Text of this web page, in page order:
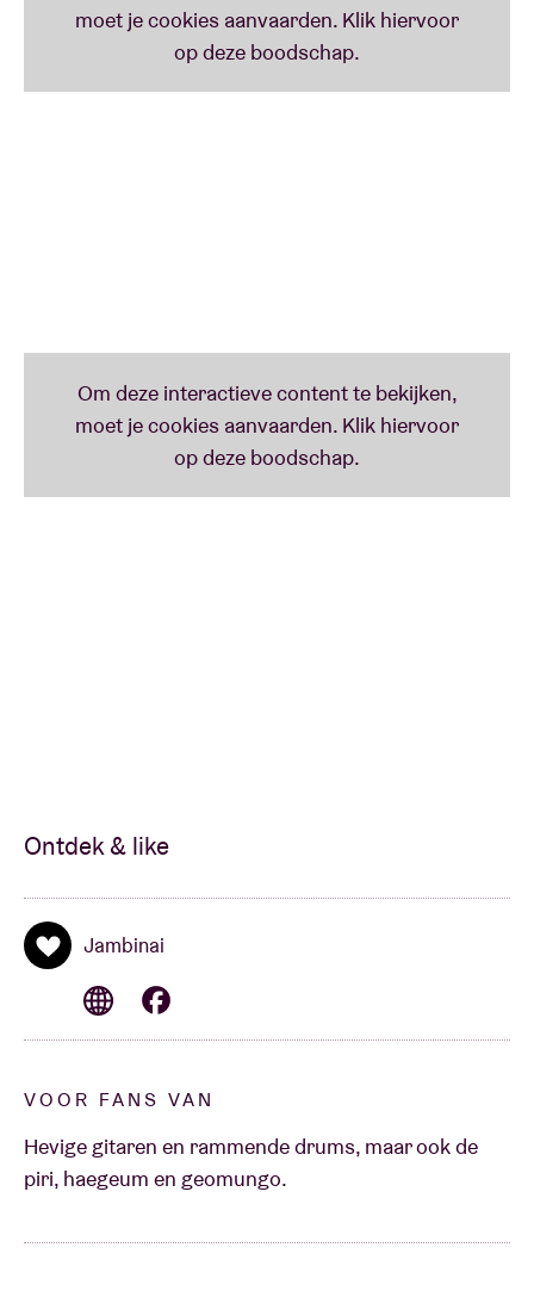
Ontdek & like
Jambinai
VOOR FANS VAN
Hevige gitaren en rammende drums, maar ook de
piri, haegeum en geomungo.